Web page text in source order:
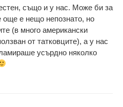
също и у нас. Може би за
е нещо непознато, но
(в много американски
от татковците), а у нас
усърдно няколко